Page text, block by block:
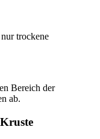
trockene
Bereich der
ab.